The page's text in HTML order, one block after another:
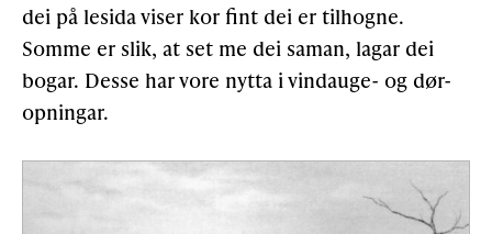
dei på lesida viser kor fint dei er tilhogne.
Somme er slik, at set me dei saman, lagar dei
bogar. Desse har vore nytta i vindauge- og dør-
opningar.